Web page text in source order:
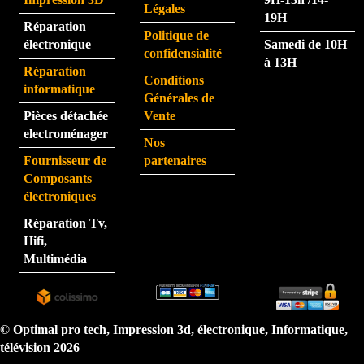
ment
rapid
e.
pers
onne
sitez
pas.
Je
Réparation
électronique
Réparation
informatique
Pièces détachée
electroménager
Fournisseur de
Composants
électroniques
Réparation Tv,
Hifi,
Multimédia
Légales
Politique de
confidensialité
Conditions
Générales de
Vente
Nos
partenaires
19H
Samedi de 10H
à 13H
© Optimal pro tech, Impression 3d, électronique, Informatique,
télévision 2026